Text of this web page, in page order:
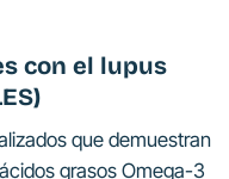
con el lupus
que demuestran
grasos Omega-3